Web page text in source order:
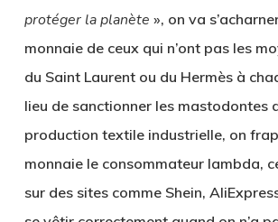
protéger la planète », on va
monnaie de ceux qui n’ont pas les
du Saint Laurent ou du Hermès à
lieu de sanctionner les mastodontes
production textile industrielle, on
monnaie le consommateur lambda,
sur des sites comme Shein,